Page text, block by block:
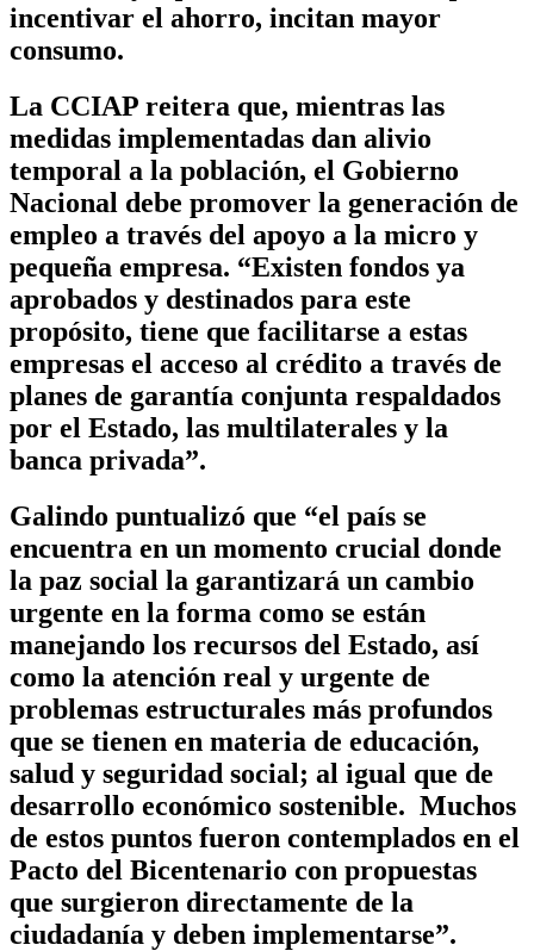
incentivar el ahorro, incitan mayor
consumo.
La CCIAP reitera que, mientras las
medidas implementadas dan alivio
temporal a la población, el Gobierno
Nacional debe promover la generación de
empleo a través del apoyo a la micro y
pequeña empresa. “Existen fondos ya
aprobados y destinados para este
propósito, tiene que facilitarse a estas
empresas el acceso al crédito a través de
planes de garantía conjunta respaldados
por el Estado, las multilaterales y la
banca privada”.
Galindo puntualizó que “el país se
encuentra en un momento crucial donde
la paz social la garantizará un cambio
urgente en la forma como se están
manejando los recursos del Estado, así
como la atención real y urgente de
problemas estructurales más profundos
que se tienen en materia de educación,
salud y seguridad social; al igual que de
desarrollo económico sostenible. Muchos
de estos puntos fueron contemplados en el
Pacto del Bicentenario con propuestas
que surgieron directamente de la
ciudadanía y deben implementarse”.